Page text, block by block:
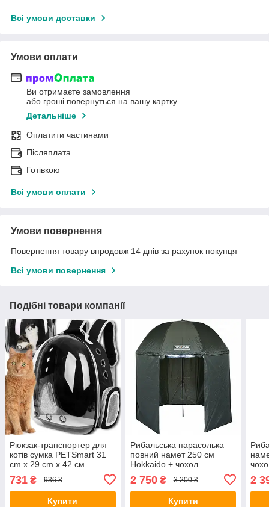
Всі умови доставки
Умови оплати
Ви отримаєте замовлення
або гроші повернуться на вашу картку
Детальніше
Оплатити частинами
Післяплата
Готівкою
Всі умови оплати
Умови повернення
Повернення товару впродовж 14 днів за рахунок покупця
Всі умови повернення
Подібні товари компанії
Рюкзак-транспортер для
котів сумка PETSmart 31
cm x 29 cm x 42 см
731 ₴ 936 ₴
Купити
Рибальська парасолька
повний намет 250 см
Hokkaido + чохол
2 750₴ 3 200 ₴
Купити
2